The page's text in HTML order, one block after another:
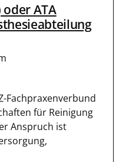
ATA
Fachpraxenverbund
für Reinigung
Anspruch ist